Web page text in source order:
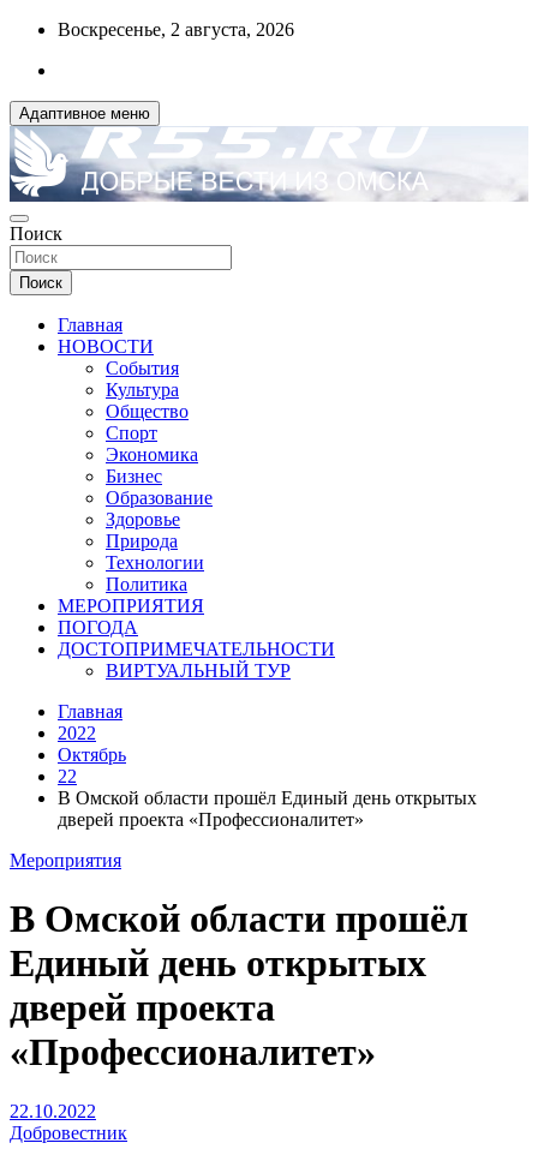
Перейти
содержимому
Воскресенье, 2 августа, 2026
Адаптивное меню
R55.RU
ДОБРЫЕ ВЕСТИ ИЗ ОМСКА
Поиск
Поиск
Главная
НОВОСТИ
События
Культура
Общество
Спорт
Экономика
Бизнес
Образование
Здоровье
Природа
Технологии
Политика
МЕРОПРИЯТИЯ
ПОГОДА
ДОСТОПРИМЕЧАТЕЛЬНОСТИ
ВИРТУАЛЬНЫЙ ТУР
Главная
2022
Октябрь
22
В Омской области прошёл Единый день открытых
дверей проекта «Профессионалитет»
Мероприятия
В Омской области прошёл
Единый день открытых
дверей проекта
«Профессионалитет»
22.10.2022
Добровестник